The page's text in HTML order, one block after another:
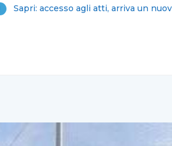
Salernitana, dopo D’Ursi arriva Ciotti